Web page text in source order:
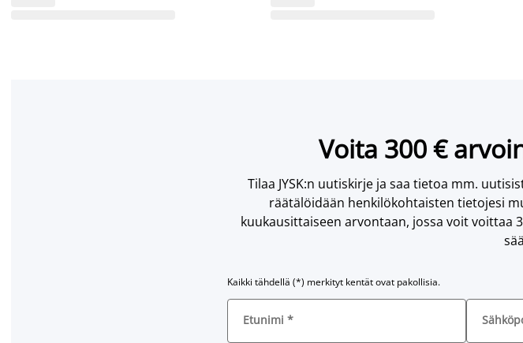
Voita 300 €
Tilaa JYSK:n uutiskirje ja saa tietoa mm.
räätälöidään henkilökohtaisten tietojesi
kuukausittaiseen arvontaan, jossa voit voittaa
Kaikki tähdellä (*) merkityt kentät ovat pakollisia.
Etunimi *